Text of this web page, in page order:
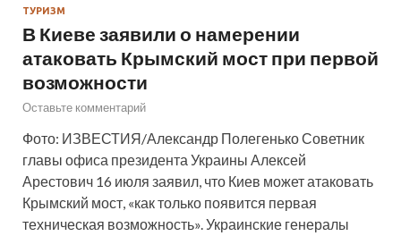
ТУРИЗМ
В Киеве заявили о намерении
атаковать Крымский мост при первой
возможности
Оставьте комментарий
Фото: ИЗВЕСТИЯ/Александр Полегенько Советник
главы офиса президента Украины Алексей
Арестович 16 июля заявил, что Киев может атаковать
Крымский мост, «как только появится первая
техническая возможность». Украинские генералы